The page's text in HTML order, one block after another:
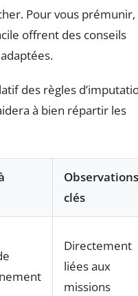
Pour vous prémunir,
offrent des conseils
des règles
à bien répartir les
Observations
clés
Directement
liées aux
missions